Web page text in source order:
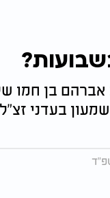
אברהם בן חמו
בעדני